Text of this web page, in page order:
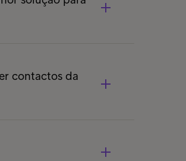
para falar com o
contactos da